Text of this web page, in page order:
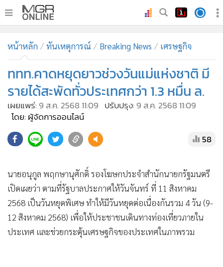
ทันเหตุการณ์
• ภาคใต้
ภูมิภาค
Online Section
บันเทิง
• ผู้จัดการรายวัน
• คอลัมนิสต์
• CbizReview
• Cyber BIZ
• ผู้จัดกวน
• Good health & Well-being
Green Innovation & SD
หน้าหลัก ทันเหตุการณ์ Breaking News เศรษฐกิจ
ททท.คาดหยุดยาวช่วงวันแม่แห่งชาติ มี
รายได้สะพัดทั่วประเทศกว่า 1.3 หมื่น ล.
เผยแพร่: 9 ส.ค. 2568 11:09 ปรับปรุง: 9 ส.ค. 2568 11:09
โดย: ผู้จัดการออนไลน์
58
นายอนุกูล พฤกษานุศักดิ์ รองโฆษกประจำสำนักนายกรัฐมนตรี
เปิดเผยว่า ตามที่รัฐบาลประกาศให้วันจันทร์ ที่ 11 สิงหาคม
2568 เป็นวันหยุดพิเศษ ทำให้มีวันหยุดต่อเนื่องกันรวม 4 วัน (9-
12 สิงหาคม 2568) เพื่อให้ประชาชนเดินทางท่องเที่ยวภายใน
ประเทศ และช่วยกระตุ้นเศรษฐกิจของประเทศในภาพรวม